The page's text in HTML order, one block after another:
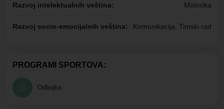
Razvoj intelektualnih veština: Motorika
Razvoj socio-emocijalnih veština: Komunikacija, Timski rad
PROGRAMI SPORTOVA:
Odbojka